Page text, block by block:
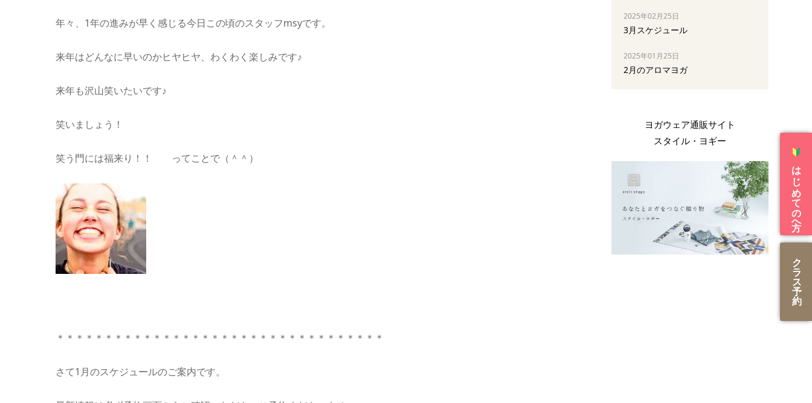
年々、1年の進みが早く感じる今日この頃のスタッフmsyです。
来年はどんなに早いのかヒヤヒヤ、わくわく楽しみです♪
来年も沢山笑いたいです♪
笑いましょう！
笑う門には福来り！！ ってことで（＾＾）
＊＊＊＊＊＊＊＊＊＊＊＊＊＊＊＊＊＊＊＊＊＊＊＊＊＊＊＊＊＊＊＊＊＊
さて1月のスケジュールのご案内です。
2025年02月25日
3月スケジュール
2025年01月25日
2月のアロマヨガ
ヨガウェア通販サイト
スタイル・ヨギー
はじめての方へ
ク
ラ
ス
予
約